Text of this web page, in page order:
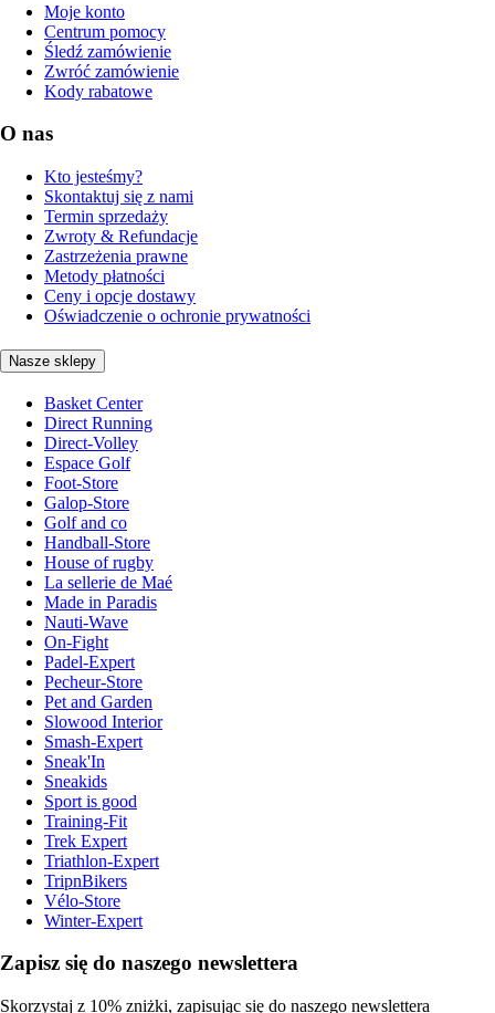
Moje konto
Centrum pomocy
Śledź zamówienie
Zwróć zamówienie
Kody rabatowe
O nas
Kto jesteśmy?
Skontaktuj się z nami
Termin sprzedaży
Zwroty & Refundacje
Zastrzeżenia prawne
Metody płatności
Ceny i opcje dostawy
Oświadczenie o ochronie prywatności
Nasze sklepy
Basket Center
Direct Running
Direct-Volley
Espace Golf
Foot-Store
Galop-Store
Golf and co
Handball-Store
House of rugby
La sellerie de Maé
Made in Paradis
Nauti-Wave
On-Fight
Padel-Expert
Pecheur-Store
Pet and Garden
Slowood Interior
Smash-Expert
Sneak'In
Sneakids
Sport is good
Training-Fit
Trek Expert
Triathlon-Expert
TripnBikers
Vélo-Store
Winter-Expert
Zapisz się do naszego newslettera
Skorzystaj z 10% zniżki, zapisując się do naszego newslettera